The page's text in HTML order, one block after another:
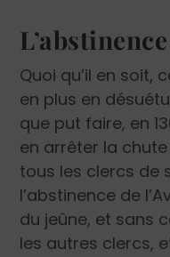
Quoi qu’il en soit,
en plus en
que put faire, en
en arrêter la
tous les clercs de
l’abstinence de
du jeûne, et sans
les autres clercs,